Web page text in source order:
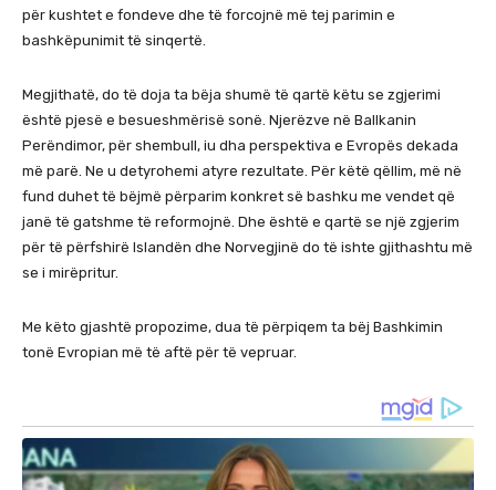
për kushtet e fondeve dhe të forcojnë më tej parimin e
bashkëpunimit të sinqertë.
Megjithatë, do të doja ta bëja shumë të qartë këtu se zgjerimi
është pjesë e besueshmërisë sonë. Njerëzve në Ballkanin
Perëndimor, për shembull, iu dha perspektiva e Evropës dekada
më parë. Ne u detyrohemi atyre rezultate. Për këtë qëllim, më në
fund duhet të bëjmë përparim konkret së bashku me vendet që
janë të gatshme të reformojnë. Dhe është e qartë se një zgjerim
për të përfshirë Islandën dhe Norvegjinë do të ishte gjithashtu më
se i mirëpritur.
Me këto gjashtë propozime, dua të përpiqem ta bëj Bashkimin
tonë Evropian më të aftë për të vepruar.